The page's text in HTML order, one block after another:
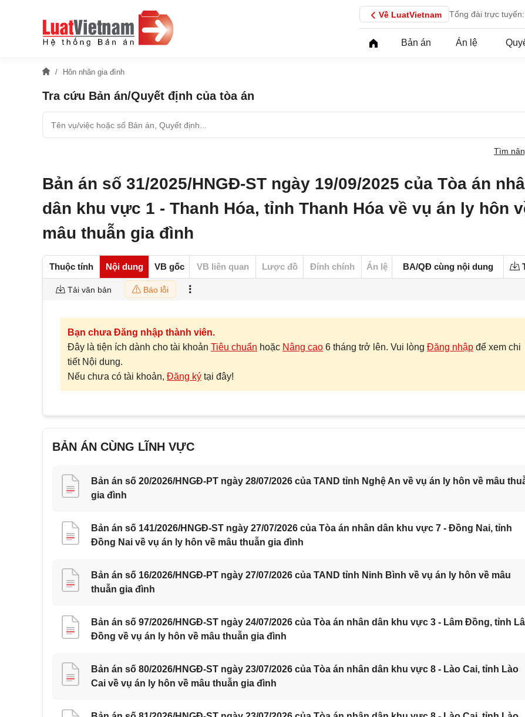
Về LuatVietnam Tổng đài trực tuyến:
Bản án Án lệ
Hôn nhân gia đình
Tra cứu Bản án/Quyết định của tòa án
Tìm
Bản án số 31/2025/HNGĐ-ST ngày 19/09/2025 của Tòa án
dân khu vực 1 - Thanh Hóa, tỉnh Thanh Hóa về vụ án ly hôn
mâu thuẫn gia đình
Thuộc tính Nội dung VB gốc VB liên quan Lược đồ Đính chính Án lệ BA/QĐ cùng nội dung
Tải văn bản Báo lỗi
Bạn chưa Đăng nhập thành viên.
Đây là tiện ích dành cho tài khoản Tiêu chuẩn hoặc Nâng cao 6 tháng trở lên. Vui lòng Đăng nhập để xem chi
tiết Nội dung.
Nếu chưa có tài khoản, Đăng ký tại đây!
BẢN ÁN CÙNG LĨNH VỰC
Bản án số 20/2026/HNGĐ-PT ngày 28/07/2026 của TAND tỉnh Nghệ An về vụ án ly hôn về mâu
gia đình
Bản án số 141/2026/HNGĐ-ST ngày 27/07/2026 của Tòa án nhân dân khu vực 7 - Đồng Nai, tỉnh
Đồng Nai về vụ án ly hôn về mâu thuẫn gia đình
Bản án số 16/2026/HNGĐ-PT ngày 27/07/2026 của TAND tỉnh Ninh Bình về vụ án ly hôn về mâu
thuẫn gia đình
Bản án số 97/2026/HNGĐ-ST ngày 24/07/2026 của Tòa án nhân dân khu vực 3 - Lâm Đồng, tỉnh
Đồng về vụ án ly hôn về mâu thuẫn gia đình
Bản án số 80/2026/HNGĐ-ST ngày 23/07/2026 của Tòa án nhân dân khu vực 8 - Lào Cai, tỉnh Lào
Cai về vụ án ly hôn về mâu thuẫn gia đình